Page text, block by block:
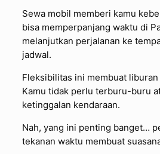
Sewa mobil memberi kamu
bisa memperpanjang waktu di
melanjutkan perjalanan ke
jadwal.
Fleksibilitas ini membuat
Kamu tidak perlu terburu-buru
ketinggalan kendaraan.
Nah, yang ini penting banget…
tekanan waktu membuat